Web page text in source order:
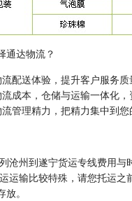
通达物流？
配送体验，提升客户服务质
成本，仓储与运输一体化，
管理精力，把精力集中到您
沧州到遂宁货运专线费用与
运输比较特殊，请您托运之
。